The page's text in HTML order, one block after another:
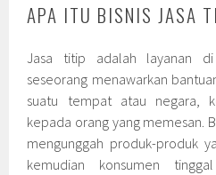
APA ITU BISNIS JASA
Jasa titip adalah layanan
seseorang menawarkan
suatu tempat atau negara,
kepada orang yang memesan.
mengunggah produk-produk
kemudian konsumen